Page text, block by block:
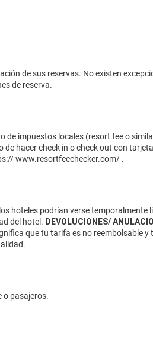
de sus reservas. No existen
de reserva.
de impuestos locales (resort fee o
hacer check in o check out con
www.resortfeechecker.com/ .
hoteles podrían verse
del hotel. DEVOLUCIONES/
que tu tarifa es no reembolsable
o pasajeros.